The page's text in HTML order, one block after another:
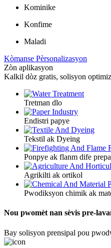
Kominike
Konfime
Maladi
Kòmanse Pèrsonalizasyon
Zòn aplikasyon
Kalkil dòz gratis, solisyon
Tretman dlo
Endistri papye
Tekstil ak Dyeing
Ponpye ak flanm dife
Agrikilti ak ortikol
Pwodiksyon chimik ak
Nou pwomèt nan sèvis pre-
Bay solisyon prensipal pou